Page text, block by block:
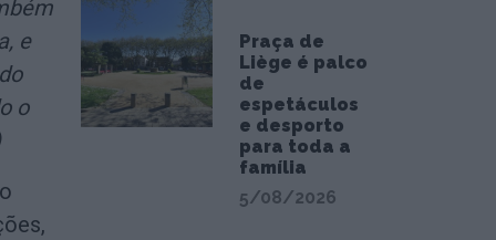
e
o
Praça de
Liège é palco
de
espetáculos
e desporto
para toda a
família
5/08/2026